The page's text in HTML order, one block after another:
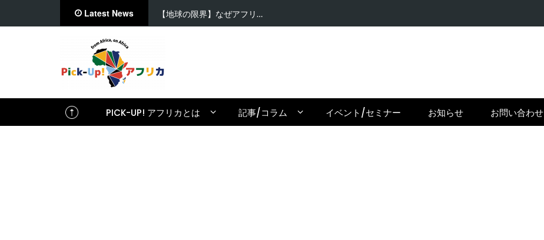
Latest News 【地球の限界】なぜアフリ…
PICK-UP! アフリカとは 記事/コラム イベント/セミナー お知らせ お問い合わせ